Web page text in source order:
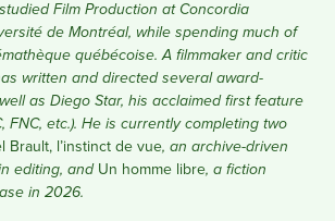
Film Production at Concordia
de Montréal, while spending much of
québécoise. A filmmaker and critic
written and directed several award-
as Diego Star, his acclaimed first feature
FNC, etc.). He is currently completing two
Brault, l’instinct de vue, an archive-driven
editing, and Un homme libre, a fiction
in 2026.